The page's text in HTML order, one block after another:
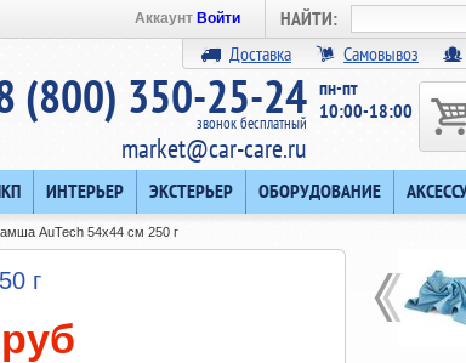
НАЙТИ:
Аккаунт Войти
Доставка Самовывоз
пн-пт
10:00-18:00
(800) 350-25-24
звонок бесплатный
market@car-care.ru
ИНТЕРЬЕР ЭКСТЕРЬЕР ОБОРУДОВАНИЕ
AuTech 54х44 см 250 г
г